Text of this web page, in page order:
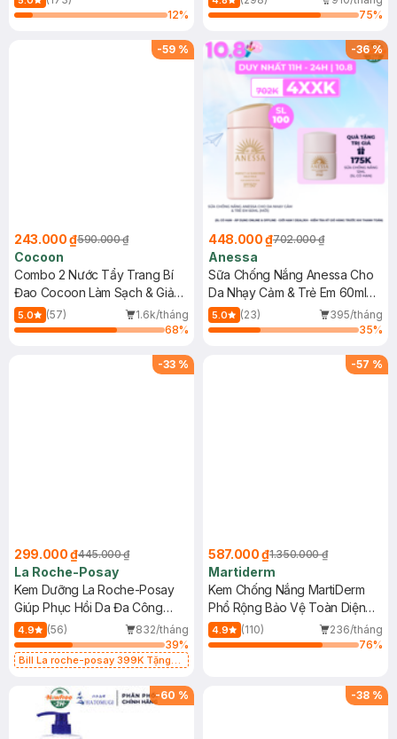
12%
75%
-59 %
243.000 ₫590.000 ₫
Cocoon
Combo 2 Nước Tẩy Trang Bí
Đao Cocoon Làm Sạch & Giảm
Dầu 500ml
5.0 (57)
1.6k/tháng
68%
-36%
448.000 ₫702.000 ₫
Anessa
Sữa Chống Nắng Anessa Cho
Da Nhạy Cảm & Trẻ Em 60ml
(Mới)
5.0 (23)
395/tháng
35%
-33 %
299.000 ₫445.000 ₫
La Roche-Posay
Kem Dưỡng La Roche-Posay
Giúp Phục Hồi Da Đa Công
Dụng 40ml
4.9 (56)
832/tháng
39%
Bill La roche-posay 399K Tặng
(SL có hạn)
-57 %
587.000 ₫1.350.000 ₫
Martiderm
Kem Chống Nắng MartiDerm
Phổ Rộng Bảo Vệ Toàn Diện
40ml
4.9 (110)
236/tháng
76%
-60 % -38 %